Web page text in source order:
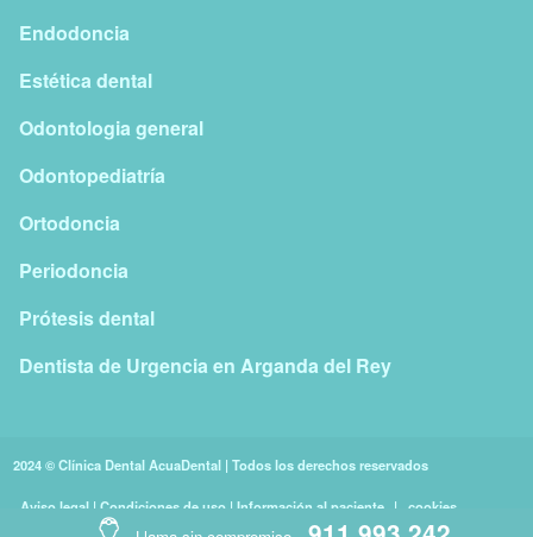
Endodoncia
Estética dental
Odontologia general
Odontopediatría
Ortodoncia
Periodoncia
Prótesis dental
Dentista de Urgencia en Arganda del Rey
2024 © Clínica Dental AcuaDental | Todos los derechos reservados
Aviso legal | Condiciones de uso | Información al paciente | cookies